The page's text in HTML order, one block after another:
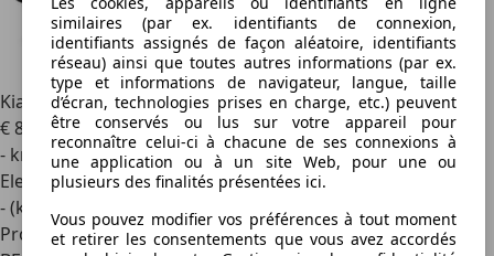
similaires (par ex. identifiants de connexion,
identifiants assignés de façon aléatoire, identifiants
réseau) ainsi que toutes autres informations (par ex.
type et informations de navigateur, langue, taille
d’écran, technologies prises en charge, etc.) peuvent
être conservés ou lus sur votre appareil pour
reconnaître celui-ci à chacune de ses connexions à
une application ou à un site Web, pour une ou
plusieurs des finalités présentées ici.
Vous pouvez modifier vos préférences à tout moment
et retirer les consentements que vous avez accordés
Kia EV9GT 99,8kwh|AWD|508CV!|7pl.|Full| à découvrir
€ 87 3401
- km
Electrique
- (kWh/100 km)
Professionnel